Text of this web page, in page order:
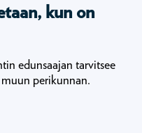
kun on
edunsaajan tarvitsee
perikunnan.